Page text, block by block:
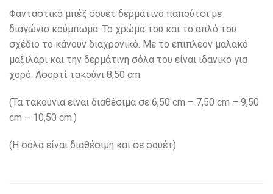
Φανταστικό μπέζ σουέτ δερμάτινο παπούτσι με
διαγώνιο κούμπωμα. Το χρώμα του και το απλό του
σχέδιο το κάνουν διαχρονικό. Με το επιπλέον μαλακό
μαξιλάρι και την δερμάτινη σόλα του είναι ιδανικό για
χορό. Ασορτί τακούνι 8,50 cm.
(Τα τακούνια είναι διαθέσιμα σε 6,50 cm – 7,50 cm – 9,50
cm – 10,50 cm.)
(H σόλα είναι διαθέσιμη και σε σουέτ)